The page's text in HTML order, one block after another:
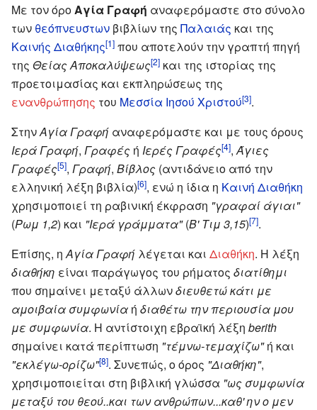
Με τον όρο Αγία Γραφή αναφερόμαστε στο σύνολο
των θεόπνευστων βιβλίων της Παλαιάς και της
Καινής Διαθήκης[1] που αποτελούν την γραπτή πηγή
της Θείας Αποκαλύψεως[2] και της ιστορίας της
προετοιμασίας και εκπληρώσεως της
ενανθρώπησης του Μεσσία Ιησού Χριστού[3].
ΣτηνΑγία Γραφή αναφερόμαστε και με τους όρους
Ιερά Γραφή, Γραφές ή Ιερές Γραφές[4], Άγιες
Γραφές[5], Γραφή, Βίβλος (αντιδάνειο από την
ελληνική λέξη βιβλία)[6], ενώ η ίδια η Καινή Διαθήκη
χρησιμοποιεί τη ραβινική έκφραση "γραφαί άγιαι"
(Ρωμ 1,2) και "Ιερά γράμματα"(Β' Τιμ 3,15)[7].
Επίσης, η Αγία Γραφή λέγεται και Διαθήκη. Η λέξη
διαθήκη είναι παράγωγος του ρήματος διατίθημι
που σημαίνει μεταξύ άλλωνδιευθετώ κάτι με
αμοιβαία συμφωνία ή διαθέτω την περιουσία μου
με συμφωνία. Η αντίστοιχη εβραϊκή λέξη berith
σημαίνει κατά περίπτωση "τέμνω-τεμαχίζω"ή και
"εκλέγω-ορίζω"[8]. Συνεπώς, ο όρος "Διαθήκη",
χρησιμοποιείται στη βιβλική γλώσσα "ως συμφωνία
μεταξύ του θεού..και των ανθρώπων...καθ' ην ο μεν